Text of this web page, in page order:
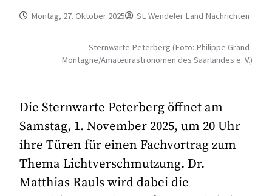
Montag, 27. Oktober 2025 St. Wendeler Land Nachrichten
Sternwarte Peterberg (Foto: Philippe Grand-
Montagne/Amateurastronomen des Saarlandes e. V.)
Die Sternwarte Peterberg öffnet am
Samstag, 1. November 2025, um 20 Uhr
ihre Türen für einen Fachvortrag zum
Thema Lichtverschmutzung. Dr.
Matthias Rauls wird dabei die